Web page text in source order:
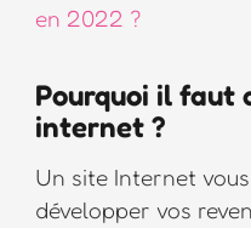
en 2022 ?
Pourquoi il faut
internet ?
Un site Internet
développer vos